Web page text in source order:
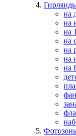
на
на
на
на
на
на
на